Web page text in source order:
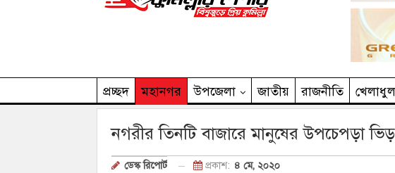
প্রচ্ছদ মহানগর উপজেলা জাতীয় রাজনীতি
নগরীর তিনটি বাজারে মানুষের উপচেপড়া ভিড়
ডেস্ক রিপোর্ট প্রকাশ: ৪ মে, ২০২০